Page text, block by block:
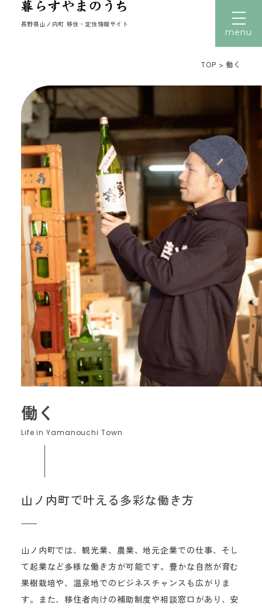
長野県山ノ内町 移住・定住情報サイト
暮らす
働く
住まい
子育て
移住者の声
移住体験
読みもの
お問い合わせフォーム
menu
TOP >働く
働く
山ノ内町で叶える多彩な働き方
山ノ内町では、観光業、農業、地元企業での仕事、そし
て起業など多様な働き方が可能です。豊かな自然が育む
果樹栽培や、温泉地でのビジネスチャンスも広がりま
す。また、移住者向けの補助制度や相談窓口があり、安